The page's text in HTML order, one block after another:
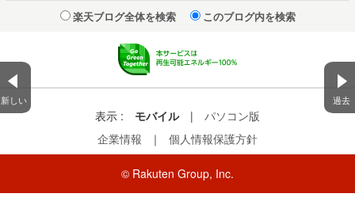
新しい 過去
楽天ブログ全体を検索 このブログ内を検索
表示 : モバイル |
パソコン版
企業情報
｜ 個人情報保護方針
© Rakuten Group, Inc.